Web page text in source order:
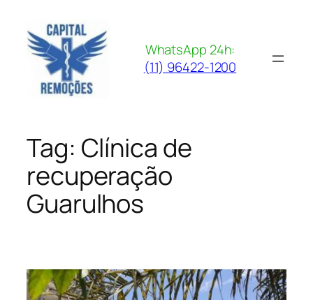
para
conteúdo
WhatsApp 24h:
(11) 96422-1200
Tag: Clínica de
recuperação
Guarulhos